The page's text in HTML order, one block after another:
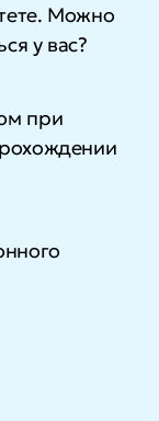
Можно
у вас?
при